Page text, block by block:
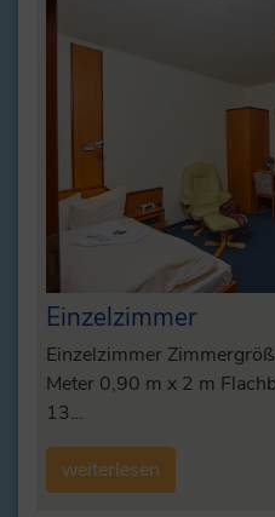
Einzelzimmer
Einzelzimmer
Meter 0,90 m x 2 m
13…
weiterlesen